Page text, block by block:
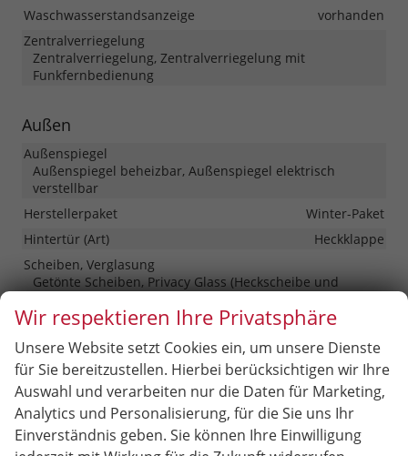
Waschwasserstandsanzeige
vorhanden
Zentralverriegelung
Zentralverriegelung, Zentralverriegelung mit
Funkfernbedienung
Außen
Außenspiegel
Außenspiegel beheizbar, Außenspiegel elektrisch
verstellbar
Herstellerpaket
Winter-Paket
Hintertür (Art)
Heckklappe
Scheiben, Verglasung
Getönte Scheiben, Privacy Glass (Heckscheibe und
Räder & Technik
Antriebsachse
Frontantrieb
Externe Rollgeräuschklasse
B
Fahrwerk- und Regelungssysteme
Antiblockiersystem (ABS), Antischlupfregelung (ASR),
Wir respektieren Ihre Privatsphäre
Unsere Website setzt Cookies ein, um unsere Dienste
für Sie bereitzustellen. Hierbei berücksichtigen wir Ihre
Auswahl und verarbeiten nur die Daten für Marketing,
Analytics und Personalisierung, für die Sie uns Ihr
Einverständnis geben. Sie können Ihre Einwilligung